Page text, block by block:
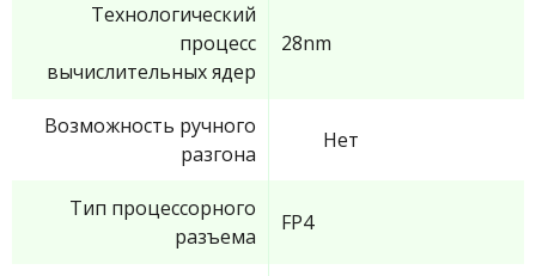
Технологический
процесс
вычислительных ядер
28nm
Возможность ручного
разгона
Нет
Тип процессорного
разъема
FP4